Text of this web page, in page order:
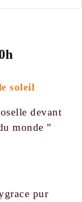
soleil
devant
monde "
pur